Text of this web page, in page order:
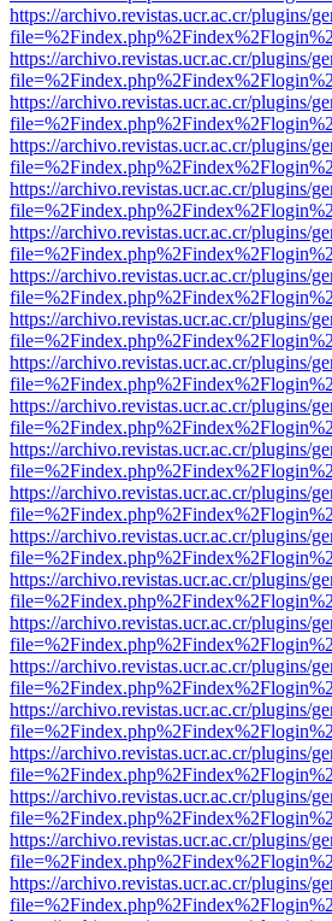
https://archivo.revistas.ucr.ac.cr/plugins/
https://archivo.revistas.ucr.ac.cr/plugins/
https://archivo.revistas.ucr.ac.cr/plugins/
https://archivo.revistas.ucr.ac.cr/plugins/
https://archivo.revistas.ucr.ac.cr/plugins/
https://archivo.revistas.ucr.ac.cr/plugins/
https://archivo.revistas.ucr.ac.cr/plugins/
https://archivo.revistas.ucr.ac.cr/plugins/
https://archivo.revistas.ucr.ac.cr/plugins/
https://archivo.revistas.ucr.ac.cr/plugins/
https://archivo.revistas.ucr.ac.cr/plugins/
https://archivo.revistas.ucr.ac.cr/plugins/
https://archivo.revistas.ucr.ac.cr/plugins/
https://archivo.revistas.ucr.ac.cr/plugins/
https://archivo.revistas.ucr.ac.cr/plugins/
https://archivo.revistas.ucr.ac.cr/plugins/
https://archivo.revistas.ucr.ac.cr/plugins/
https://archivo.revistas.ucr.ac.cr/plugins/
https://archivo.revistas.ucr.ac.cr/plugins/
https://archivo.revistas.ucr.ac.cr/plugins/
https://archivo.revistas.ucr.ac.cr/plugins/